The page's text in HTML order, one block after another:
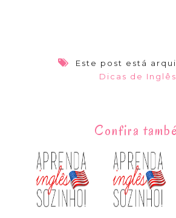
Este post está
Dicas de Inglês
Confira